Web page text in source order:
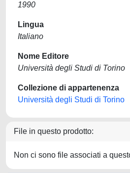
1990
Lingua
Italiano
Nome Editore
Università degli Studi di Torino
Collezione di appartenenza
Università degli Studi di Torino
File in questo prodotto:
Non ci sono file associati a